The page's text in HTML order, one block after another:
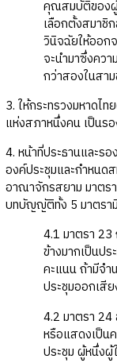
คุณสมบัติของผู้
เลือกตั้งสมาชิ
วินิจฉัยให้ออก
จะนำมาซึ่งคว
กว่าสองในสา
3. ให้กระทรวงมหาดไ
แห่งสภาหนึ่งคน เป็นร
4. หน้าที่ประธานและรอ
องค์ประชุมและกำหน
อาณาจักรสยาม มาตร
บทบัญญัติทั้ง 5 มาตรา
4.1 มาตรา
ข้างมากเป็นป
คะแนน ถ้ามีจำ
ประชุมออกเสี
4.2 มาตรา 24
หรือแสดงเป็น
ประชุม ผู้หนึ่งผู้